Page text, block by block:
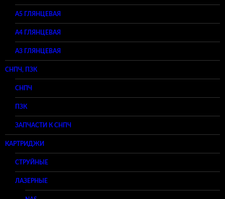
A5 ГЛЯНЦЕВАЯ
А4 ГЛЯНЦЕВАЯ
A3 ГЛЯНЦЕВАЯ
СНПЧ, ПЗК
СНПЧ
ПЗК
ЗАПЧАСТИ К СНПЧ
КАРТРИДЖИ
СТРУЙНЫЕ
ЛАЗЕРНЫЕ